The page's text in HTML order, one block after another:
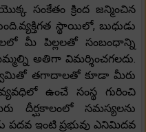
సంకేతం క్రింద జన్మించిన
స్థాయిలో, బుధుడు
మీ పిల్లలతో సంబంధాన్ని
అతిగా విమర్శించగలదు.
తగాదాలతో కూడా మీరు
ఉంచే సంస్థ గురించి
దీర్ఘకాలంలో సమస్యలను
పదవ ఇంటి ప్రభువు ఎనిమిదవ